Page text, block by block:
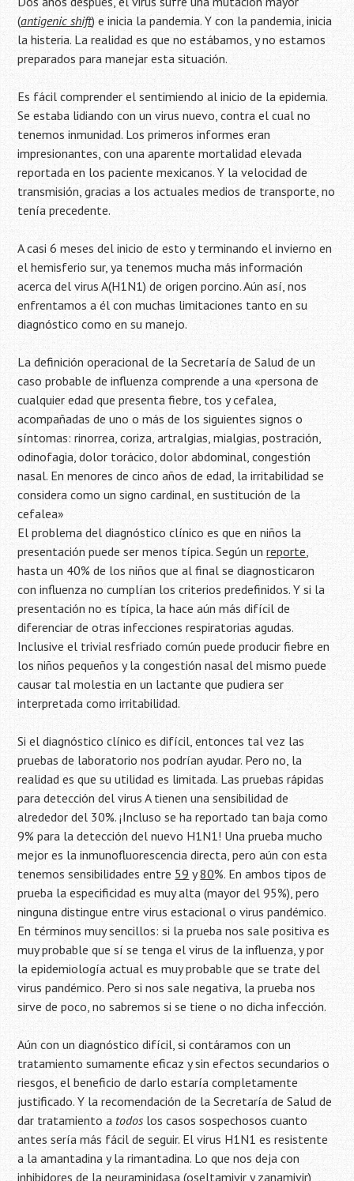
(antigenic shift) e inicia la pandemia. Y con la pandemia, inicia
la histeria. La realidad es que no estábamos, y no estamos
preparados para manejar esta situación.
Es fácil comprender el sentimiendo al inicio de la epidemia.
Se estaba lidiando con un virus nuevo, contra el cual no
tenemos inmunidad. Los primeros informes eran
impresionantes, con una aparente mortalidad elevada
reportada en los paciente mexicanos. Y la velocidad de
transmisión, gracias a los actuales medios de transporte, no
tenía precedente.
A casi 6 meses del inicio de esto y terminando el invierno en
el hemisferio sur, ya tenemos mucha más información
acerca del virus A(H1N1) de origen porcino. Aún así, nos
enfrentamos a él con muchas limitaciones tanto en su
diagnóstico como en su manejo.
La definición operacional de la Secretaría de Salud de un
caso probable de influenza comprende a una «persona de
cualquier edad que presenta fiebre, tos y cefalea,
acompañadas de uno o más de los siguientes signos o
síntomas: rinorrea, coriza, artralgias, mialgias, postración,
odinofagia, dolor torácico, dolor abdominal, congestión
nasal. En menores de cinco años de edad, la irritabilidad se
considera como un signo cardinal, en sustitución de la
cefalea»
El problema del diagnóstico clínico es que en niños la
presentación puede ser menos típica. Según unreporte,
hasta un 40% de los niños que al final se diagnosticaron
con influenza no cumplían los criterios predefinidos. Y si la
presentación no es típica, la hace aún más difícil de
diferenciar de otras infecciones respiratorias agudas.
Inclusive el trivial resfriado común puede producir fiebre en
los niños pequeños y la congestión nasal del mismo puede
causar tal molestia en un lactante que pudiera ser
interpretada como irritabilidad.
Si el diagnóstico clínico es difícil, entonces tal vez las
pruebas de laboratorio nos podrían ayudar. Pero no, la
realidad es que su utilidad es limitada. Las pruebas rápidas
para detección del virus A tienen una sensibilidad de
alrededor del 30%. ¡Incluso se ha reportado tan baja como
9% para la detección del nuevo H1N1! Una prueba mucho
mejor es la inmunofluorescencia directa, pero aún con esta
tenemos sensibilidades entre 59 y80%. En ambos tipos de
prueba la especificidad es muy alta (mayor del 95%), pero
ninguna distingue entre virus estacional o virus pandémico.
En términos muy sencillos: si la prueba nos sale positiva es
muy probable que sí se tenga el virus de la influenza, y por
la epidemiología actual es muy probable que se trate del
virus pandémico. Pero si nos sale negativa, la prueba nos
sirve de poco, no sabremos si se tiene o no dicha infección.
Aún con un diagnóstico difícil, si contáramos con un
tratamiento sumamente eficaz y sin efectos secundarios o
riesgos, el beneficio de darlo estaría completamente
justificado. Y la recomendación de la Secretaría de Salud de
dar tratamiento a todoslos casos sospechosos cuanto
antes sería más fácil de seguir. El virus H1N1 es resistente
a la amantadina y la rimantadina. Lo que nos deja con
inhibidores de la neuraminidasa (oseltamivir y zanamivir)